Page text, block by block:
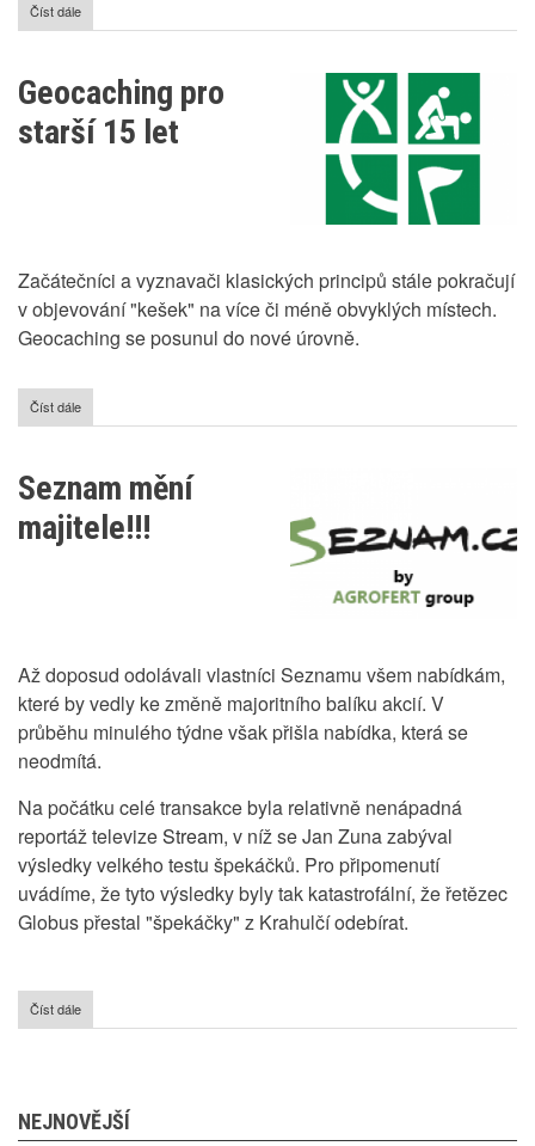
Číst dále
Změna
piva
zlevnění
Geocaching pro
starší 15 let
Začátečníci a vyznavači klasických principů stále pokračují
v objevování "kešek" na více či méně obvyklých místech.
Geocaching se posunul do nové úrovně.
Číst dále
Geocaching
15
Seznam mění
majitele!!!
Až doposud odolávali vlastníci Seznamu všem nabídkám,
které by vedly ke změně majoritního balíku akcií. V
průběhu minulého týdne však přišla nabídka, která se
neodmítá.
Na počátku celé transakce byla relativně nenápadná
reportáž televizeStream, v níž se Jan Zuna zabýval
výsledky velkého testu špekáčků. Pro připomenutí
uvádíme, že tyto výsledky byly tak katastrofální, že řetězec
Globus přestal "špekáčky" z Krahulčí odebírat.
Číst dále
Seznam
NEJNOVĚJŠÍ